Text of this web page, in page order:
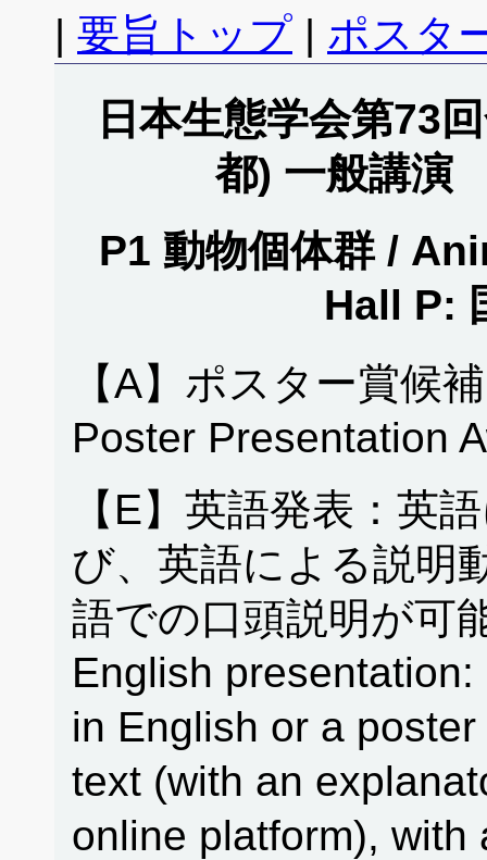
| 要旨トップ | ポスタ
日本生態学会第73
都) 一般講演
P1 動物個体群 /
Hall P:
【A】ポスター賞候
Poster Presentation
【E】英語発表：英
び、英語による説明
語での口頭説明が可
English
in English or a
text (with an
online platform), with